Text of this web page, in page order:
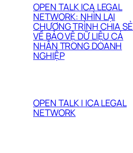
OPEN TALK ICA LEGAL
NETWORK: NHÌN LẠI
CHƯƠNG TRÌNH CHIA SẺ
VỀ BẢO VỆ DỮ LIỆU CÁ
NHÂN TRONG DOANH
NGHIỆP
OPEN TALK | ICA LEGAL
NETWORK